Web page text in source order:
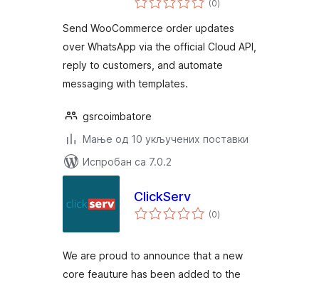
(0оцена
)
Send WooCommerce order updates
over WhatsApp via the official Cloud API,
reply to customers, and automate
messaging with templates.
gsrcoimbatore
Мање од 10 укључених поставки
Испробан са 7.0.2
ClickServ
(0укупних
оцена
)
We are proud to announce that a new
core feauture has been added to the